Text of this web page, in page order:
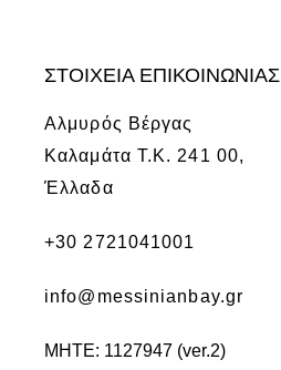
ΣΤΟΙΧΕΙΑ ΕΠΙΚΟΙΝΩΝΙΑΣ
Αλμυρός Βέργας
Καλαμάτα Τ.Κ. 241 00,
Έλλαδα
+30 2721041001
info@messinianbay.gr
ΜΗΤΕ: 1127947 (ver.2)